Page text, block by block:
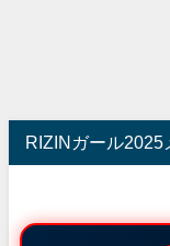
RIZINガール2025